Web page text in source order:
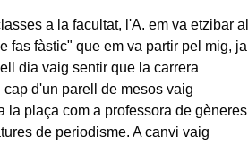
a la facultat, l'A. em va etzibar al
fas fàstic" que em va partir pel mig, ja
dia vaig sentir que la carrera
d'un parell de mesos vaig
la plaça com a professora de gèneres
de periodisme. A canvi vaig